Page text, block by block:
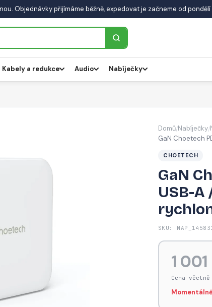
Objednávky přijímáme běžně, expedovat je začneme od pondělí
Kabely a redukce Audio Nabíječky
Domů/Nabíječky/
GaN Choetech
CHOETECH
GaN
USB-A
SKU:
1
Cena